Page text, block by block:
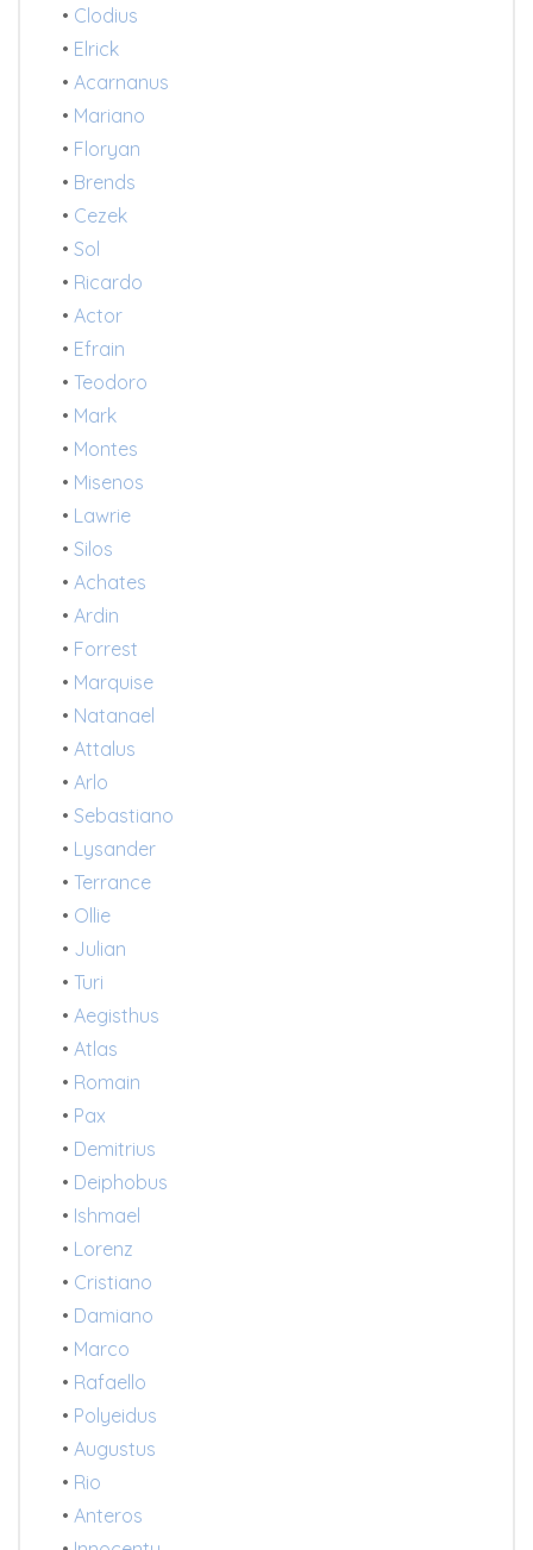
• Clodius
• Elrick
• Acarnanus
• Mariano
• Floryan
• Brends
• Cezek
• Sol
• Ricardo
• Actor
• Efrain
• Teodoro
• Mark
• Montes
• Misenos
• Lawrie
• Silos
• Achates
• Ardin
• Forrest
• Marquise
• Natanael
• Attalus
• Arlo
• Sebastiano
• Lysander
• Terrance
• Ollie
• Julian
• Turi
• Aegisthus
• Atlas
• Romain
• Pax
• Demitrius
• Deiphobus
• Ishmael
• Lorenz
• Cristiano
• Damiano
• Marco
• Rafaello
• Polyeidus
• Augustus
• Rio
• Anteros